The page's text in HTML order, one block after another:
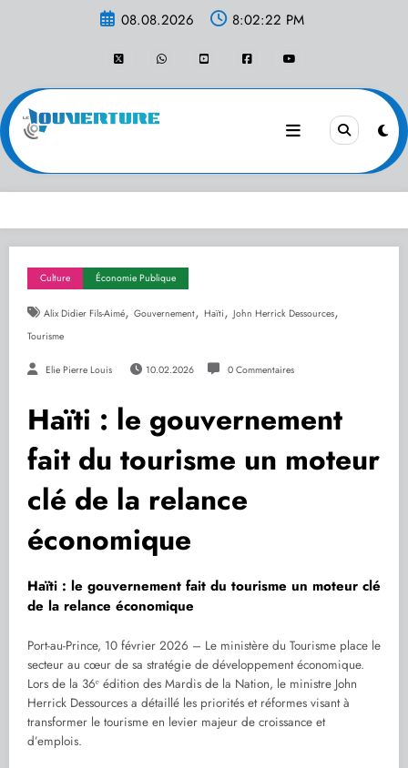
08.08.2026 8:02:22 PM
Culture Économie Publique
Alix Didier Fils-Aimé, Gouvernement, Haïti , John Herrick Dessources,
Tourisme
Elie Pierre Louis 10.02.2026 0 Commentaires
Haïti : le gouvernement
fait du tourisme un moteur
clé de la relance
économique
Haïti : le gouvernement fait du tourisme un moteur clé
de la relance économique
Port-au-Prince, 10 février 2026 – Le ministère du Tourisme place le
secteur au cœur de sa stratégie de développement économique.
Lors de la 36ᵉ édition des Mardis de la Nation, le ministre John
Herrick Dessources a détaillé les priorités et réformes visant à
transformer le tourisme en levier majeur de croissance et
d’emplois.